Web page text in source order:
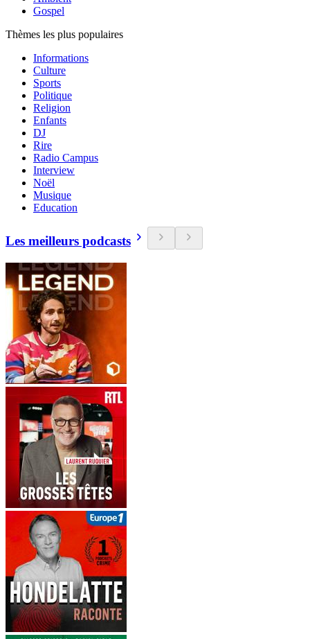
Gospel
Thèmes les plus populaires
Informations
Culture
Sports
Politique
Religion
Enfants
DJ
Rire
Radio Campus
Interview
Noël
Musique
Education
Les meilleurs podcasts